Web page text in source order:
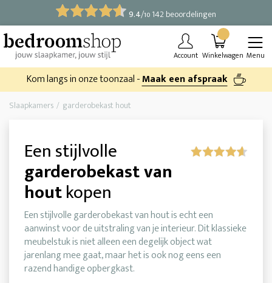
9.4/10 142 beoordelingen
Account Winkelwagen Menu
Kom langs in onze toonzaal -Maak een afspraak
Slaapkamers garderobekast hout
Een stijlvolle
garderobekast van
houtkopen
Een stijlvolle garderobekast van hout is echt een
aanwinst voor de uitstraling van je interieur. Dit klassieke
meubelstuk is niet alleen een degelijk object wat
jarenlang mee gaat, maar het is ook nog eens een
razend handige opbergkast.